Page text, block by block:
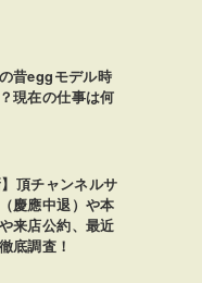
昔eggモデル時
現在の仕事は何
】頂チャンネルサ
慶應中退）や本
来店公約、最近
底調査！